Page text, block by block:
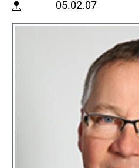
05.02.07​